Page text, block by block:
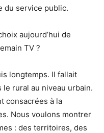
du service public.
aujourd’hui de
TV ?
longtemps. Il fallait
le rural au niveau urbain.
consacrées à la
Nous voulons montrer
: des territoires, des